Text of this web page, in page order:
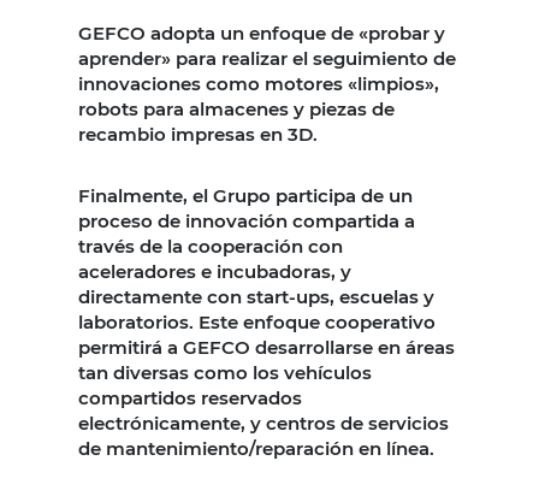
GEFCO adopta un enfoque de «probar y
aprender» para realizar el seguimiento de
innovaciones como motores «limpios»,
robots para almacenes y piezas de
recambio impresas en 3D.
Finalmente, el Grupo participa de un
proceso de innovación compartida a
través de la cooperación con
aceleradores e incubadoras, y
directamente con start-ups, escuelas y
laboratorios. Este enfoque cooperativo
permitirá a GEFCO desarrollarse en áreas
tan diversas como los vehículos
compartidos reservados
electrónicamente, y centros de servicios
de mantenimiento/reparación en línea.